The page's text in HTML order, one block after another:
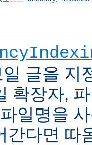
일 글을 지
확장자,
일명을
간다면 따